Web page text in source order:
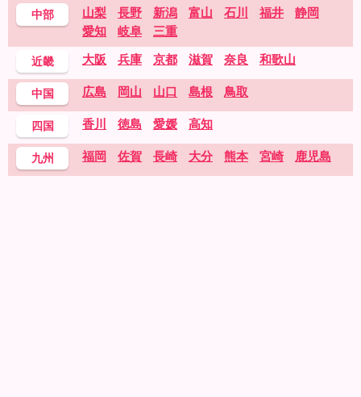
中部 山梨 長野 新潟 富山 石川 福井
静岡
愛知
岐阜 三重
近畿 大阪 兵庫 京都 滋賀 奈良 和歌山
中国 広島 岡山 山口 島根 鳥取
四国 香川 徳島 愛媛 高知
九州 福岡 佐賀 長崎 大分 熊本 宮崎 鹿児島